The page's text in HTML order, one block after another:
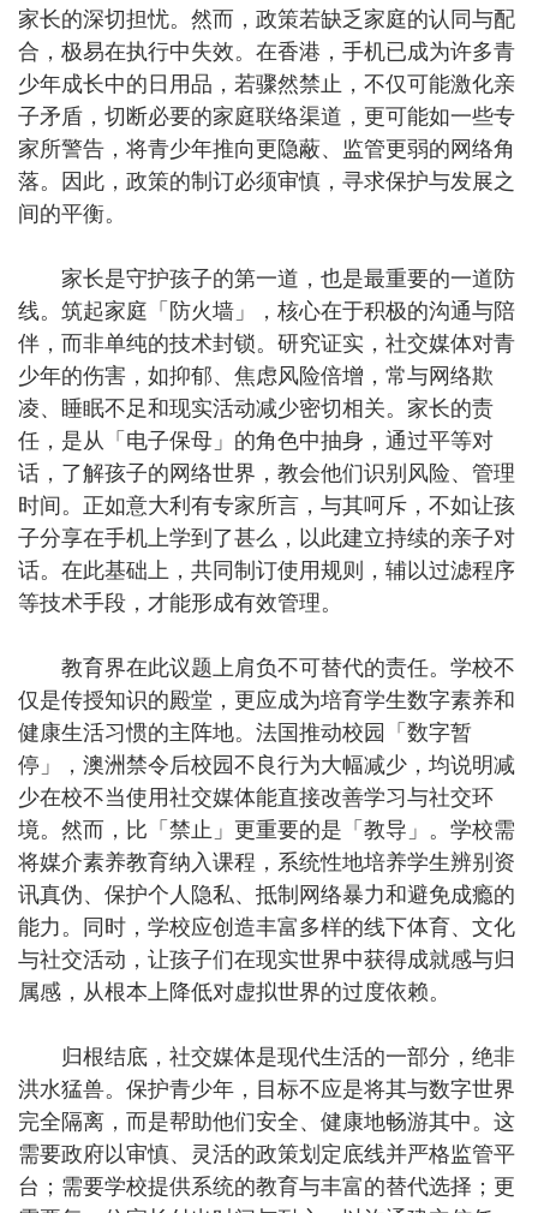
家长的深切担忧。然而，政策若缺乏家庭的认同与配
合，极易在执行中失效。在香港，手机已成为许多青
少年成长中的日用品，若骤然禁止，不仅可能激化亲
子矛盾，切断必要的家庭联络渠道，更可能如一些专
家所警告，将青少年推向更隐蔽、监管更弱的网络角
落。因此，政策的制订必须审慎，寻求保护与发展之
间的平衡。
家长是守护孩子的第一道，也是最重要的一道防
线。筑起家庭「防火墙」，核心在于积极的沟通与陪
伴，而非单纯的技术封锁。研究证实，社交媒体对青
少年的伤害，如抑郁、焦虑风险倍增，常与网络欺
凌、睡眠不足和现实活动减少密切相关。家长的责
任，是从「电子保母」的角色中抽身，通过平等对
话，了解孩子的网络世界，教会他们识别风险、管理
时间。正如意大利有专家所言，与其呵斥，不如让孩
子分享在手机上学到了甚么，以此建立持续的亲子对
话。在此基础上，共同制订使用规则，辅以过滤程序
等技术手段，才能形成有效管理。
教育界在此议题上肩负不可替代的责任。学校不
仅是传授知识的殿堂，更应成为培育学生数字素养和
健康生活习惯的主阵地。法国推动校园「数字暂
停」，澳洲禁令后校园不良行为大幅减少，均说明减
少在校不当使用社交媒体能直接改善学习与社交环
境。然而，比「禁止」更重要的是「教导」。学校需
将媒介素养教育纳入课程，系统性地培养学生辨别资
讯真伪、保护个人隐私、抵制网络暴力和避免成瘾的
能力。同时，学校应创造丰富多样的线下体育、文化
与社交活动，让孩子们在现实世界中获得成就感与归
属感，从根本上降低对虚拟世界的过度依赖。
归根结底，社交媒体是现代生活的一部分，绝非
洪水猛兽。保护青少年，目标不应是将其与数字世界
完全隔离，而是帮助他们安全、健康地畅游其中。这
需要政府以审慎、灵活的政策划定底线并严格监管平
台；需要学校提供系统的教育与丰富的替代选择；更